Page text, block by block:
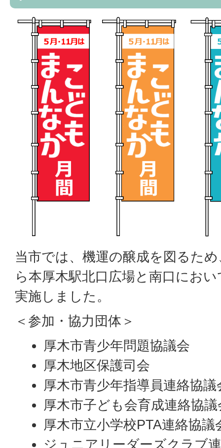
当市では、機運の醸成を図るた
ら本厚⽊駅北⼝広場と南⼝にお
実施しました。
＜参加・協力団体＞
厚木市青少年問題協議会
厚木地区保護司会
厚木市青少年指導員連絡協議
厚木市子ども会育成連絡協議
厚木市立小学校PTA連絡協議
ジュニアリーダーズクラブ